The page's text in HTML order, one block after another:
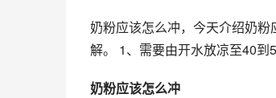
奶粉应该怎么冲，今天介绍奶
解。 1、需要由开水放凉至40到
奶粉应该怎么冲